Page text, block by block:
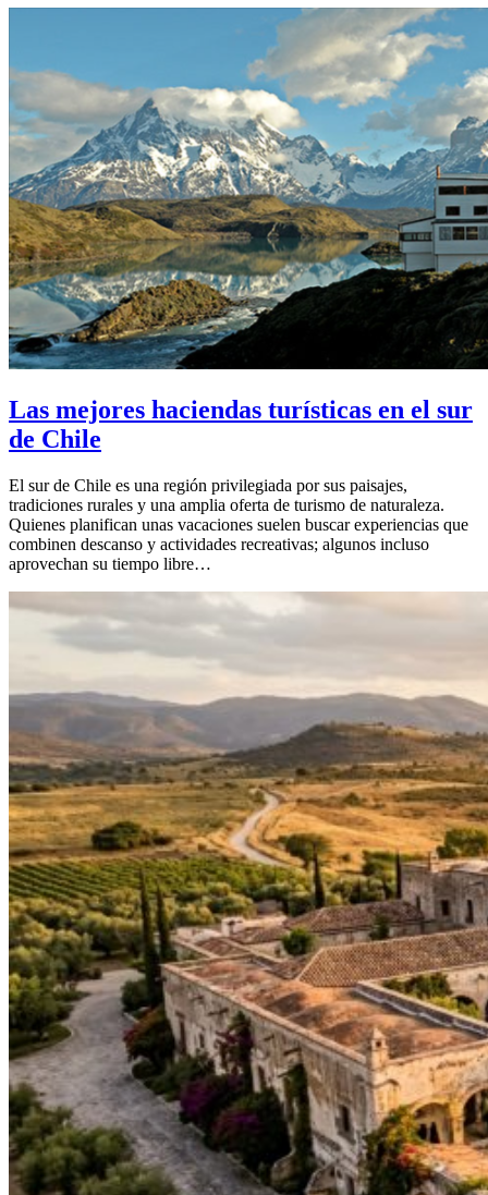
Las mejores haciendas turísticas en el sur
de Chile
El sur de Chile es una región privilegiada por sus paisajes,
tradiciones rurales y una amplia oferta de turismo de naturaleza.
Quienes planifican unas vacaciones suelen buscar experiencias que
combinen descanso y actividades recreativas; algunos incluso
aprovechan su tiempo libre…